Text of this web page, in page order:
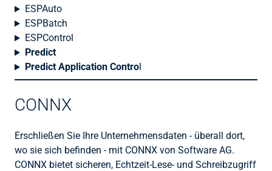
ESPAuto
ESPBatch
ESPControl
Predict
Predict Application Control
CONNX
Erschließen Sie Ihre Unternehmensdaten - überall dort,
wo sie sich befinden - mit CONNX von Software AG.
CONNX bietet sicheren, Echtzeit-Lese- und Schreibzugriff